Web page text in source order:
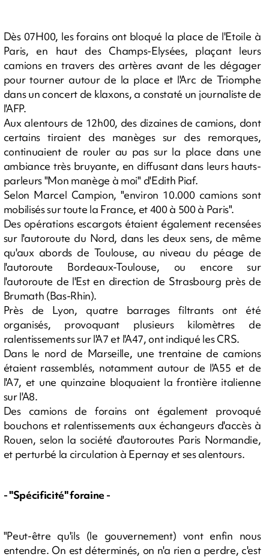
Dès 07H00, les forains ont bloqué la place de l'Etoile à
Paris, en haut des Champs-Elysées, plaçant leurs
camions en travers des artères avant de les dégager
pour tourner autour de la place et l'Arc de Triomphe
dans un concert de klaxons, a constaté un journaliste de
l'AFP.
Aux alentours de 12h00, des dizaines de camions, dont
certains tiraient des manèges sur des remorques,
continuaient de rouler au pas sur la place dans une
ambiance très bruyante, en diffusant dans leurs hauts-
parleurs "Mon manège à moi" d'Edith Piaf.
Selon Marcel Campion, "environ 10.000 camions sont
mobilisés sur toute la France, et 400 à 500 à Paris".
Des opérations escargots étaient également recensées
sur l'autoroute du Nord, dans les deux sens, de même
qu'aux abords de Toulouse, au niveau du péage de
l'autoroute Bordeaux-Toulouse, ou encore sur
l'autoroute de l'Est en direction de Strasbourg près de
Brumath (Bas-Rhin).
Près de Lyon, quatre barrages filtrants ont été
organisés, provoquant plusieurs kilomètres de
ralentissements sur l'A7 et l'A47, ont indiqué les CRS.
Dans le nord de Marseille, une trentaine de camions
étaient rassemblés, notamment autour de l'A55 et de
l'A7, et une quinzaine bloquaient la frontière italienne
sur l'A8.
Des camions de forains ont également provoqué
bouchons et ralentissements aux échangeurs d'accès à
Rouen, selon la société d'autoroutes Paris Normandie,
et perturbé la circulation à Epernay et ses alentours.
- "Spécificité" foraine -
"Peut-être qu'ils (le gouvernement) vont enfin nous
entendre. On est déterminés, on n'a rien a perdre, c'est